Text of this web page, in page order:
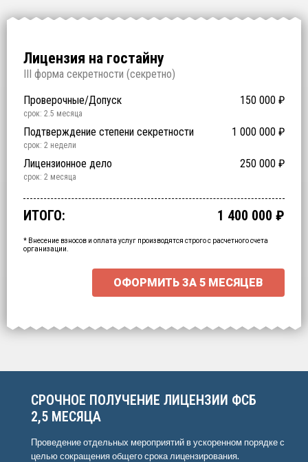
Лицензия на гостайну
III форма секретности (секретно)
Проверочные/Допуск
150 000 ₽
срок: 2.5 месяца
Подтверждение степени секретности 1 000 000 ₽
срок: 2 недели
Обучение 60 000 ₽
срок: 2 недели
Специальная экспертиза 200 000 ₽
срок: 2 недели
Лицензионное дело 250 000 ₽
срок: 2 месяца
Срочное получение 700 000 ₽
Промежуточный итог:
15000 ₽
Ваша персональна скидка
-15000
ИТОГО: 1 400 000 ₽
* Внесение взносов и оплата услуг производятся строго с расчетного счета
организации.
ОФОРМИТЬ ЗА 5 МЕСЯЦЕВ
СРОЧНОЕ ПОЛУЧЕНИЕ ЛИЦЕНЗИИ ФСБ
2,5 МЕСЯЦА
Проведение отдельных мероприятий в ускоренном порядке с
целью сокращения общего срока лицензирования.